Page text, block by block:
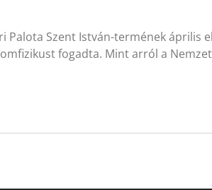
Palota Szent István-termének április
fogadta. Mint arról a